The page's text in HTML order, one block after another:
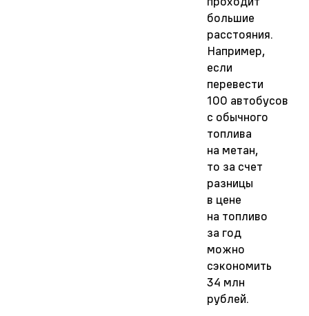
большие
расстояния.
Например,
если
перевести
100 автобусов
с обычного
топлива
на метан,
то за счет
разницы
в цене
на топливо
за год
можно
сэкономить
34 млн
рублей.